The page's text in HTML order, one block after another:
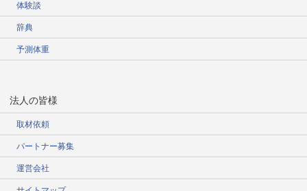
体験談
辞典
予測体重
法人の皆様
取材依頼
パートナー募集
運営会社